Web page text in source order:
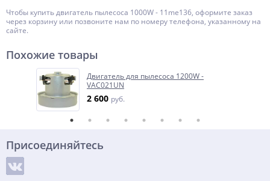
Чтобы купить двигатель пылесоса 1000W - 11me136, оформите заказ
через корзину или позвоните нам по номеру телефона, указанному на
сайте.
Похожие товары
Двигатель для пылесоса 1200W -
VAC021UN
2 600 руб.
Присоединяйтесь